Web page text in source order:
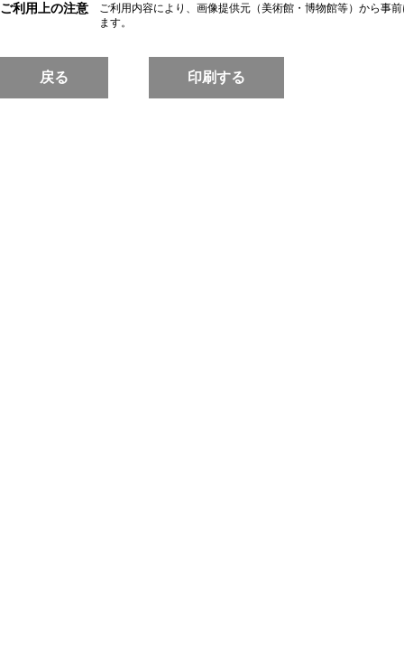
ご利用上の注意
ご利用内容により、画像提供元（美術館・博物館等）から事
ます。
戻る 印刷する